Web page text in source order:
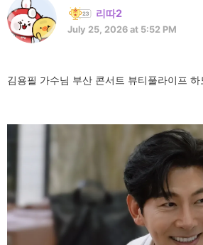
리따2
July 25, 2026 at 5:52 PM
김용필 가수님 부산 콘서트 뷰티풀라이프